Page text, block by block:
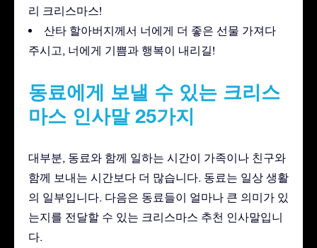
리 크리스마스!
산타 할아버지께서 너에게 더 좋은 선물 가져다
주시고, 너에게 기쁨과 행복이 내리길!
동료에게 보낼 수 있는 크리스
마스 인사말 25가지
대부분, 동료와 함께 일하는 시간이 가족이나 친구와
함께 보내는 시간보다 더 많습니다. 동료는 일상 생활
의 일부입니다. 다음은 동료들이 얼마나 큰 의미가 있
는지를 전달할 수 있는 크리스마스 추천 인사말입니
다.